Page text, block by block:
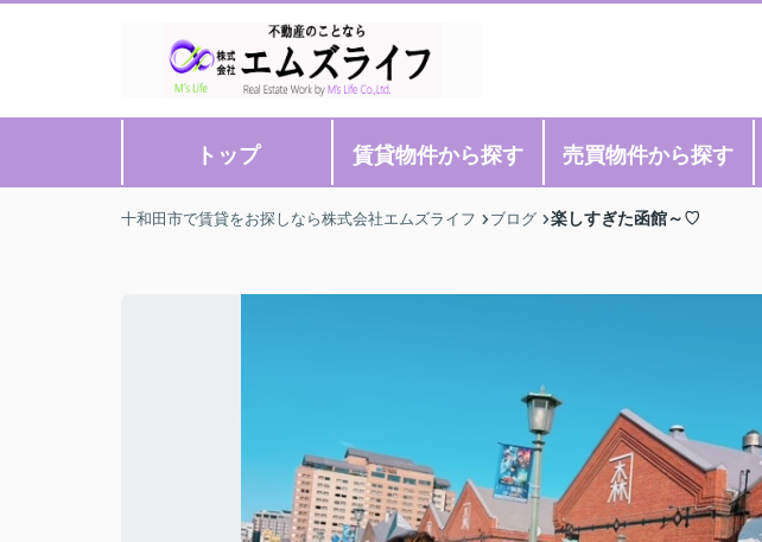
トップ 賃貸物件から探す 売買物件から探す
十和田市で賃貸をお探しなら株式会社エムズライフ ブログ 楽しすぎた函館～♡